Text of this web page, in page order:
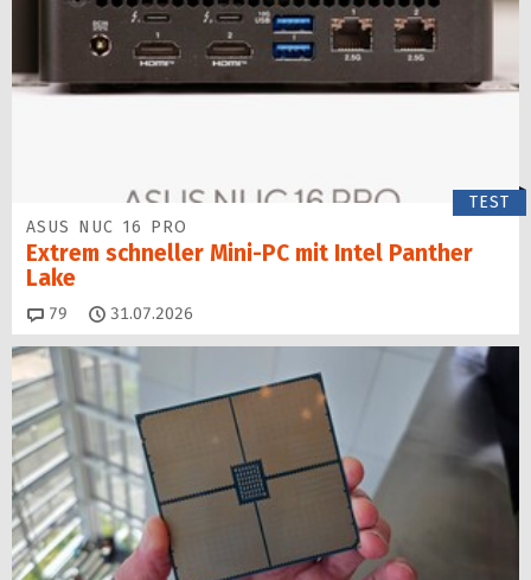
TEST
ASUS NUC 16 PRO
Extrem schneller Mini-PC mit Intel Panther
Lake
79 Kommentare
31.07.2026